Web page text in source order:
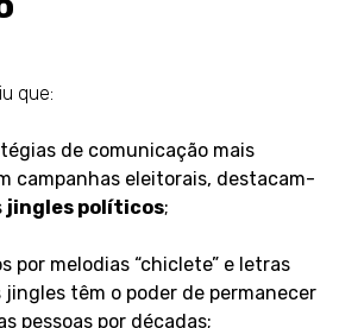
que:
de comunicação mais
campanhas eleitorais, destacam-
jingles políticos;
por melodias “chiclete” e letras
jingles têm o poder de permanecer
pessoas por décadas;